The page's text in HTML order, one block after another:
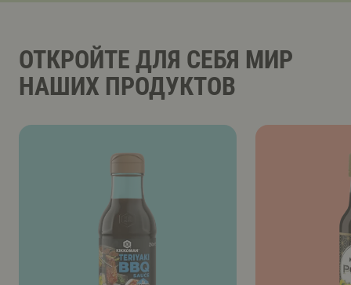
ОТКРОЙТЕ ДЛЯ СЕБЯ МИР
НАШИХ ПРОДУКТОВ